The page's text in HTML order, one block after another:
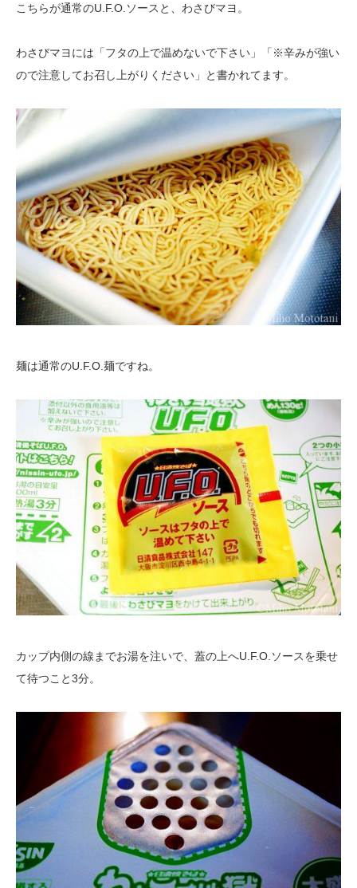
こちらが通常のU.F.O.ソースと、わさびマヨ。
わさびマヨには「フタの上で温めないで下さい」「※辛みが強い
ので注意してお召し上がりください」と書かれてます。
麺は通常のU.F.O.麺ですね。
カップ内側の線までお湯を注いで、蓋の上へU.F.O.ソースを乗せ
て待つこと3分。